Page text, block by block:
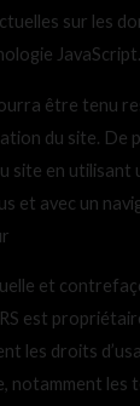
sur les
JavaScript.
être tenu
du site. De
site en
et avec un
et
est
les droits
notamment les